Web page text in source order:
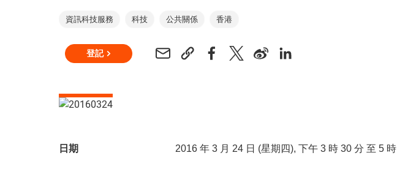
資訊科技服務 科技 公共關係 香港
登記
日期 2016 年 3 月 24 日 (星期四), 下午 3 時 30 分 至 5 時